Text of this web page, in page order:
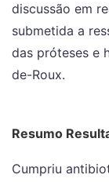
discussão em
submetida a
das próteses e
de-Roux.
Resumo
Cumpriu